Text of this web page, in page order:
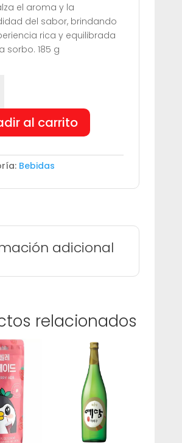
el aroma y la
del sabor, brindando
rica y equilibrada
sorbo. 185 g
al carrito
Bebidas
adicional
relacionados